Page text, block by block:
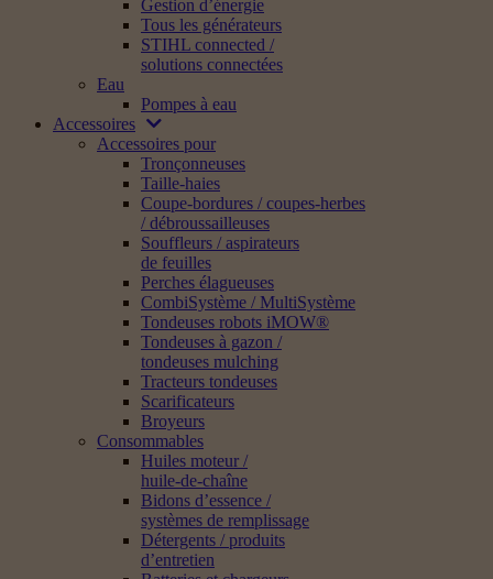
Gestion d’énergie
Tous les générateurs
STIHL connected /
solutions connectées
Eau
Pompes à eau
Accessoires
Accessoires pour
Tronçonneuses
Taille-haies
Coupe-bordures / coupes-herbes
/ débroussailleuses
Souffleurs / aspirateurs
de feuilles
Perches élagueuses
CombiSystème / MultiSystème
Tondeuses robots iMOW®
Tondeuses à gazon /
tondeuses mulching
Tracteurs tondeuses
Scarificateurs
Broyeurs
Consommables
Huiles moteur /
huile-de-chaîne
Bidons d’essence /
systèmes de remplissage
Détergents / produits
d’entretien